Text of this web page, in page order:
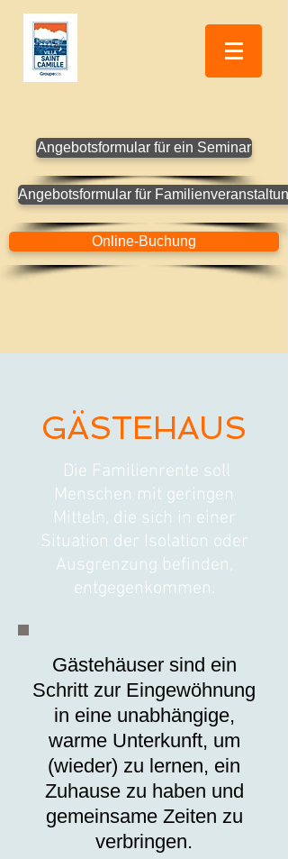
Angebotsformular für ein Seminar
Angebotsformular für
Online-Buchung
GÄSTEHAUS
Die Familienrente soll
Menschen mit geringen
Mitteln, die sich in einer
Situation der Isolation oder
Ausgrenzung befinden,
entgegenkommen.
Gästehäuser sind ein
Schritt zur Eingewöhnung
in eine unabhängige,
warme Unterkunft, um
(wieder) zu lernen, ein
Zuhause zu haben und
gemeinsame Zeiten zu
verbringen.